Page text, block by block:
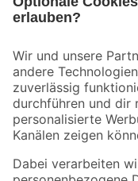
Der toom Newsletter: Keine
Zur Newsletter
Folge uns